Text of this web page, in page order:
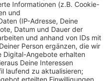
ist, stellt er sich auch dem
für". Dabei wird
sondern dem Gast
gedrückt, zu denen er
einfällt. Keine
-
- das ist „Fünf